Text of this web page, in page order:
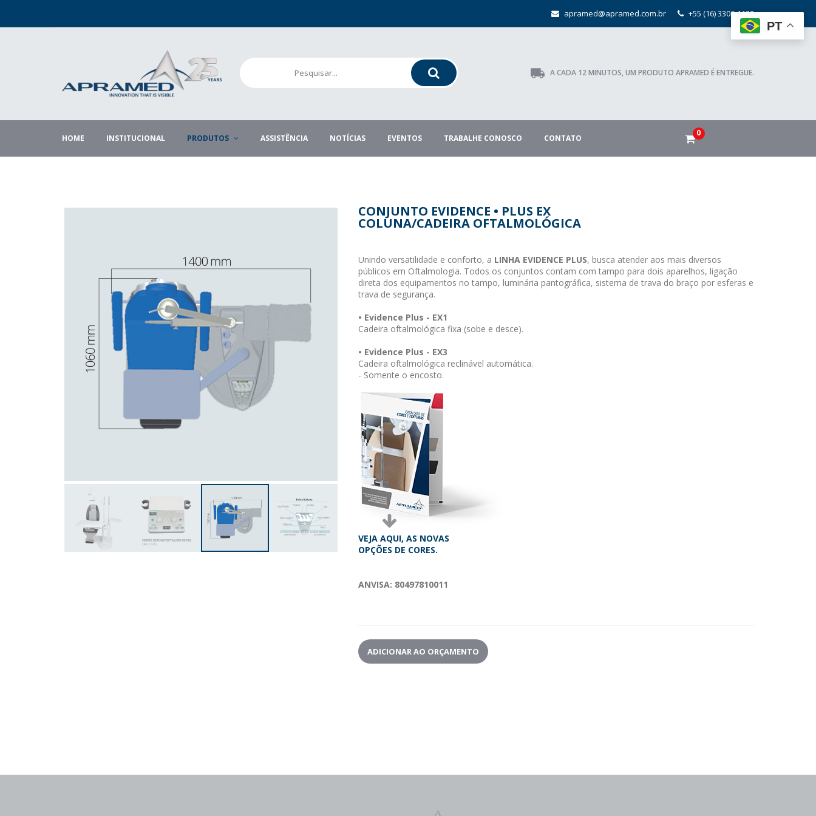
apramed@apramed.com.br +55 (16) 3306-1122
A CADA 12 MINUTOS, UM PRODUTO APRAMED É ENTREGUE.
HOME INSTITUCIONAL PRODUTOS ASSISTÊNCIA NOTÍCIAS EVENTOS TRABALHE CONOSCO CONTATO
0
PT
CONJUNTO EVIDENCE • PLUS EX
COLUNA/CADEIRA OFTALMOLÓGICA
Unindo versatilidade e conforto, a LINHA EVIDENCE PLUS, busca atender aos mais diversos
públicos em Oftalmologia. Todos os conjuntos contam com tampo para dois aparelhos, ligação
direta dos equipamentos no tampo, luminária pantográfica, sistema de trava do braço por esferas e
trava de segurança.
• Evidence Plus - EX1
Cadeira oftalmológica fixa (sobe e desce).
• Evidence Plus - EX3
Cadeira oftalmológica reclinável automática.
- Somente o encosto.
VEJA AQUI, AS NOVAS
OPÇÕES DE CORES.
ANVISA: 80497810011
ADICIONAR AO ORÇAMENTO